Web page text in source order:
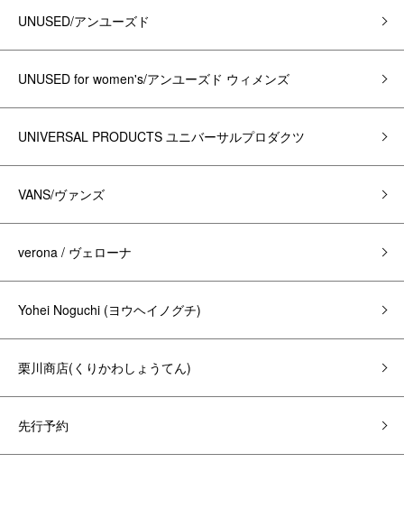
UNUSED/アンユーズド
UNUSED for women's/アンユーズド ウィメンズ
UNIVERSAL PRODUCTS ユニバーサルプロダクツ
VANS/ヴァンズ
verona / ヴェローナ
Yohei Noguchi (ヨウヘイノグチ)
栗川商店(くりかわしょうてん)
先行予約